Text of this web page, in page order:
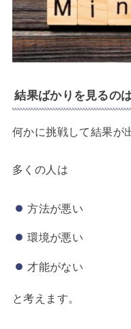
結果ばかりを見るの
何かに挑戦して結果が
多くの人は
方法が悪い
環境が悪い
才能がない
と考えます。